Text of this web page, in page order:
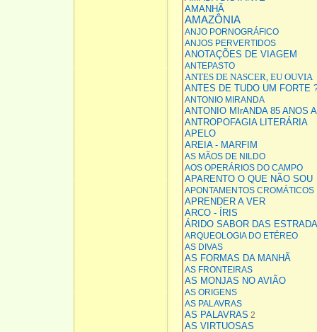
AMANHÃ
AMAZÔNIA
ANJO PORNOGRÁFICO
ANJOS PERVERTIDOS
ANOTAÇÕES DE VIAGEM
ANTEPASTO
ANTES DE NASCER, EU OUVIA
ANTES DE TUDO UM FORTE
ANTONIO MIRANDA
ANTONIO MIrANDA 85 ANOS
ANTROPOFAGIA LITERÁRIA
APELO
AREIA - MARFIM
AS MÃOS DE NILDO
AOS OPERÁRIOS DO CAMPO
APARENTO O QUE NÃO SOU
APONTAMENTOS CROMÁTICOS
APRENDER A VER
ARCO - ÍRIS
ÁRIDO SABOR DAS
ARQUEOLOGIA DO ETÉREO
AS DIVAS
AS FORMAS DA MANHÃ
AS FRONTEIRAS
AS MONJAS NO AVIÃO
AS ORIGENS
AS PALAVRAS
AS PALAVRAS 2
AS VIRTUOSAS